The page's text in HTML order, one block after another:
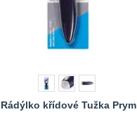
Rádýlko křídové Tužka Prym